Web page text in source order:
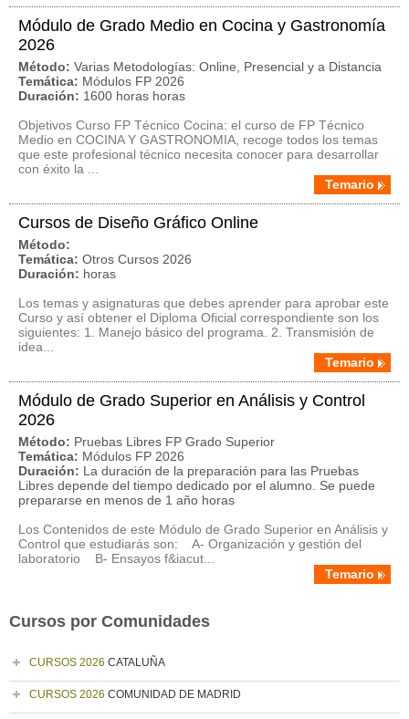
Módulo de Grado Medio en Cocina y Gastronomía
2026
Método: Varias Metodologías: Online, Presencial y a Distancia
Temática: Módulos FP 2026
Duración: 1600 horas horas
Objetivos Curso FP Técnico Cocina: el curso de FP Técnico
Medio en COCINA Y GASTRONOMIA, recoge todos los temas
que este profesional técnico necesita conocer para desarrollar
con éxito la ...
Temario
Cursos de Diseño Gráfico Online
Método:
Temática: Otros Cursos 2026
Duración: horas
Los temas y asignaturas que debes aprender para aprobar este
Curso y así obtener el Diploma Oficial correspondiente son los
siguientes: 1. Manejo básico del programa. 2. Transmisión de
idea...
Temario
Módulo de Grado Superior en Análisis y Control
2026
Método: Pruebas Libres FP Grado Superior
Temática: Módulos FP 2026
Duración: La duración de la preparación para las Pruebas
Libres depende del tiempo dedicado por el alumno. Se puede
prepararse en menos de 1 año horas
Los Contenidos de este Módulo de Grado Superior en Análisis y
Control que estudiarás son: A- Organización y gestión del
laboratorio B- Ensayos f&iacut...
Temario
Cursos por Comunidades
CURSOS 2026 CATALUÑA
CURSOS 2026 COMUNIDAD DE MADRID